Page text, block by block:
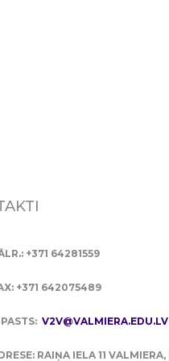
+371 64281559
+371 642075489
V2V@VALMIERA.EDU.LV
RAIŅA IELA 11